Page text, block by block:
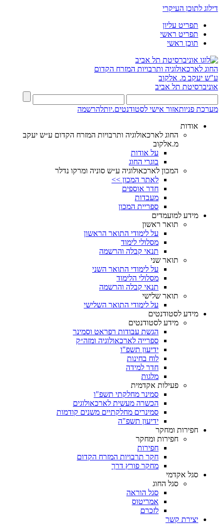
דילוג לתוכן העיקרי
תפריט עליון
תפריט ראשי
תוכן ראשי
החוג לארכאולוגיה ותרבויות המזרח הקדום
ע"ש יעקב מ. אלקוב
אוניברסיטת תל אביב
מערכת פניותאזור אישי לסטודנטים.יותלהרשמה
אודות
החוג לארכאולוגיה ותרבויות המזרח הקדום ע״ש יעקב
מ.אלקוב
על אודות
בוגרי החוג
המכון לארכאולוגיה ע״ש סוניה ומרקו נדלר
לאתר המכון >>
חדר אוספים
מעבדות
ספריית המכון
מידע למועמדים
תואר ראשון
על לימודי התואר הראשון
מסלולי לימוד
תנאי קבלה והרשמה
תואר שני
על לימודי התואר השני
מסלולי הלימוד
תנאי קבלה והרשמה
תואר שלישי
על לימודי התואר השלישי
מידע לסטודנטים
מידע לסטודנטים
הגשת עבודות רפראט וסמינר
ספרייה לארכאולוגיה ומזה״ק
ידיעון תשפ"ו
לוח בחינות
חדר למידה
מלגות
פעילות אקדמית
סמינר מחלקתי תשפ"ו
הכשרה מעשית לארכאולוגים
סמינרים מחלקתיים משנים קודמות
ידיעון תשפ"ה
חפירות ומחקר
חפירות ומחקר
חפירות
חקר תרבויות המזרח הקדום
מחקר פורץ דרך
סגל אקדמי
סגל החוג
סגל הוראה
אמריטוס
לזכרם
יצירת קשר